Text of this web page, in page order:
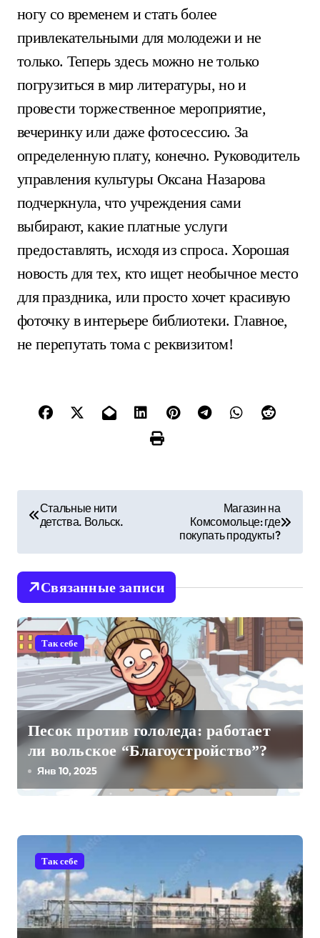
ногу со временем и стать более
привлекательными для молодежи и не
только. Теперь здесь можно не только
погрузиться в мир литературы, но и
провести торжественное мероприятие,
вечеринку или даже фотосессию. За
определенную плату, конечно. Руководитель
управления культуры Оксана Назарова
подчеркнула, что учреждения сами
выбирают, какие платные услуги
предоставлять, исходя из спроса. Хорошая
новость для тех, кто ищет необычное место
для праздника, или просто хочет красивую
фоточку в интерьере библиотеки. Главное,
не перепутать тома с реквизитом!
в
и
г
а
ц
и
я
п
о
п
и
Стальные нити
детства. Вольск.
Магазин на
Комсомольце: где
покупать продукты?
Связанные записи
Так себе
Песок против гололеда: работает
ли вольское “Благоустройство”?
Янв 10, 2025
Так себе